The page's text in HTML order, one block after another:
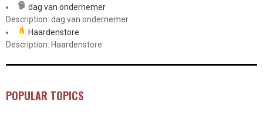
dag van ondernemer
Description: dag van ondernemer
Haardenstore
Description: Haardenstore
POPULAR TOPICS